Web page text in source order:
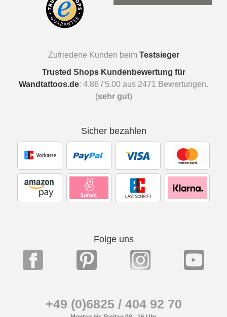
Zufriedene Kunden beim Testsieger
Trusted Shops Kundenbewertung für
Wandtattoos.de: 4.86 / 5.00 aus 2471
Bewertungen.
(sehr gut)
Sicher bezahlen
Folge uns
+49 (0)6825 / 404 92 70